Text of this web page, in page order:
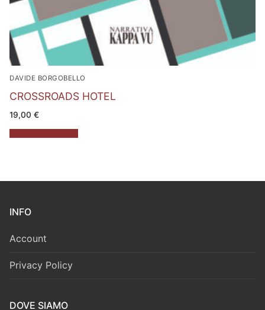
DAVIDE BORGOBELLO
CROSSROADS HOTEL
19,00 €
INFO
Account
Privacy Policy
DOVE SIAMO